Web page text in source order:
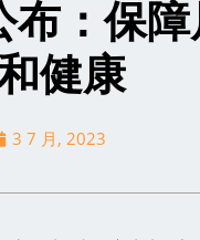
布：保
健康
3 7 月, 2023